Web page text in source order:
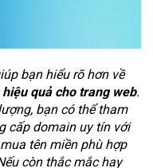
bạn hiểu rõ hơn về
quả cho trang web.
bạn có thể tham
cấp domain uy tín với
tên miền phù hợp
còn thắc mắc hay